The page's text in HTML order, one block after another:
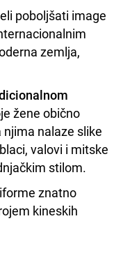
poboljšati image
zemlja,
žene obično
nalaze slike
valovi i mitske
stilom.
znatno
kineskih